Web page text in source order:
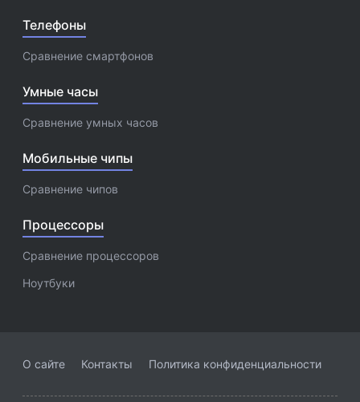
Телефоны
Сравнение смартфонов
Умные часы
Сравнение умных часов
Мобильные чипы
Сравнение чипов
Процессоры
Сравнение процессоров
Ноутбуки
О сайте Контакты Политика конфиденциальности